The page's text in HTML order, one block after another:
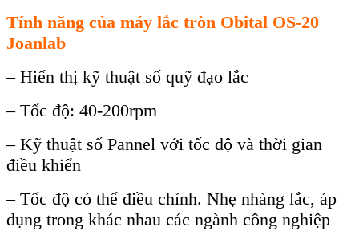
Tính năng của máy lắc tròn Obital OS-20
Joanlab
– Hiển thị kỹ thuật số quỹ đạo lắc
– Tốc độ: 40-200rpm
– Kỹ thuật số Pannel với tốc độ và thời gian
điều khiển
– Tốc độ có thể điều chỉnh. Nhẹ nhàng lắc, áp
dụng trong khác nhau các ngành công nghiệp